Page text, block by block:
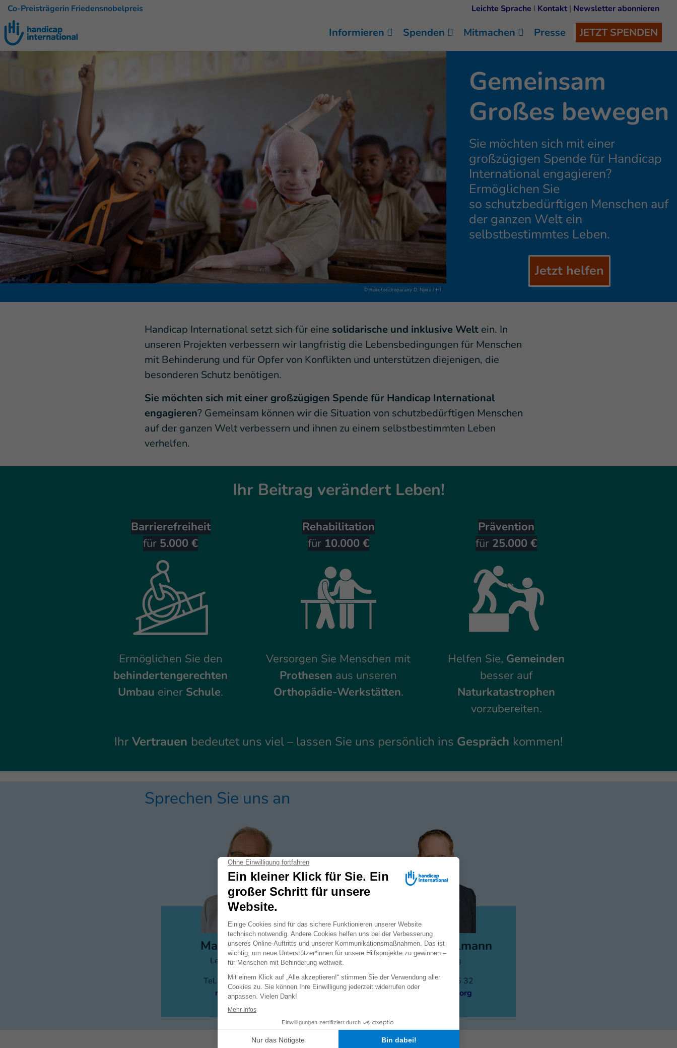
Co-Preisträgerin Friedensnobelpreis Leichte Sprache I Kontakt| Newsletter abonnieren
Informieren Spenden Mitmachen Presse JETZT SPENDEN
© Rakotondraparany D. Njara / HI
Gemeinsam
Großes bewegen
Sie möchten sich mit einer
großzügigen Spende für Handicap
International engagieren?
Ermöglichen Sie
so schutzbedürftigen Menschen auf
der ganzen Welt ein
selbstbestimmtes Leben.
Jetzt helfen
Handicap International setzt sich für eine solidarische und inklusive Welt ein. In
unseren Projekten verbessern wir langfristig die Lebensbedingungen für Menschen
mit Behinderung und für Opfer von Konflikten und unterstützen diejenigen, die
besonderen Schutz benötigen.
Sie möchten sich mit einer großzügigen Spende für Handicap International
engagieren? Gemeinsam können wir die Situation von schutzbedürftigen Menschen
auf der ganzen Welt verbessern und ihnen zu einem selbstbestimmten Leben
verhelfen.
Ihr Beitrag verändert Leben!
Barrierefreiheit
für 5.000 €
Rehabilitation
für 10.000 €
Prävention
für 25.000 €
Ermöglichen Sie den
behindertengerechten
Umbau einer Schule.
Versorgen Sie Menschen mit
Prothesen aus unseren
Orthopädie-Werkstätten.
Helfen Sie, Gemeinden
besser auf
Naturkatastrophen
vorzubereiten.
IhrVertrauen bedeutet uns viel – lassen Sie uns persönlich ins Gespräch kommen!
Sprechen Sie uns an
Matthias Renner
Leiter Philanthropie
Tel.: 089 / 54 76 06 26
m.renner@hi.org
Thomas Schiffelmann
Leiter Marketing
Tel.: 089 / 54 76 06 32
t.schiffelmann@hi.org